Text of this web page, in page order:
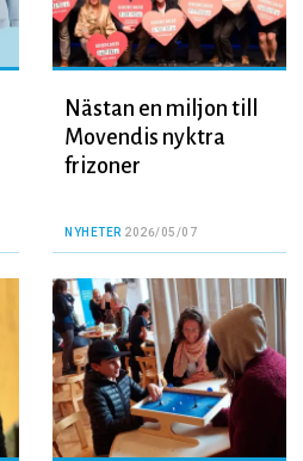
Nästan en miljon till
Movendis nyktra
frizoner
NYHETER 2026/05/07